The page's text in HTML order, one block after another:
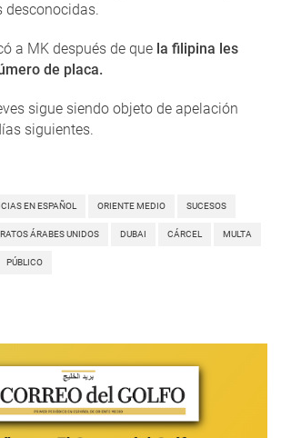
desconocidas.
a MK después de que la filipina les
de placa.
sigue siendo objeto de apelación
siguientes.
EN ESPAÑOL ORIENTE MEDIO SUCESOS
ÁRABES UNIDOS DUBAI CÁRCEL MULTA
PÚBLICO